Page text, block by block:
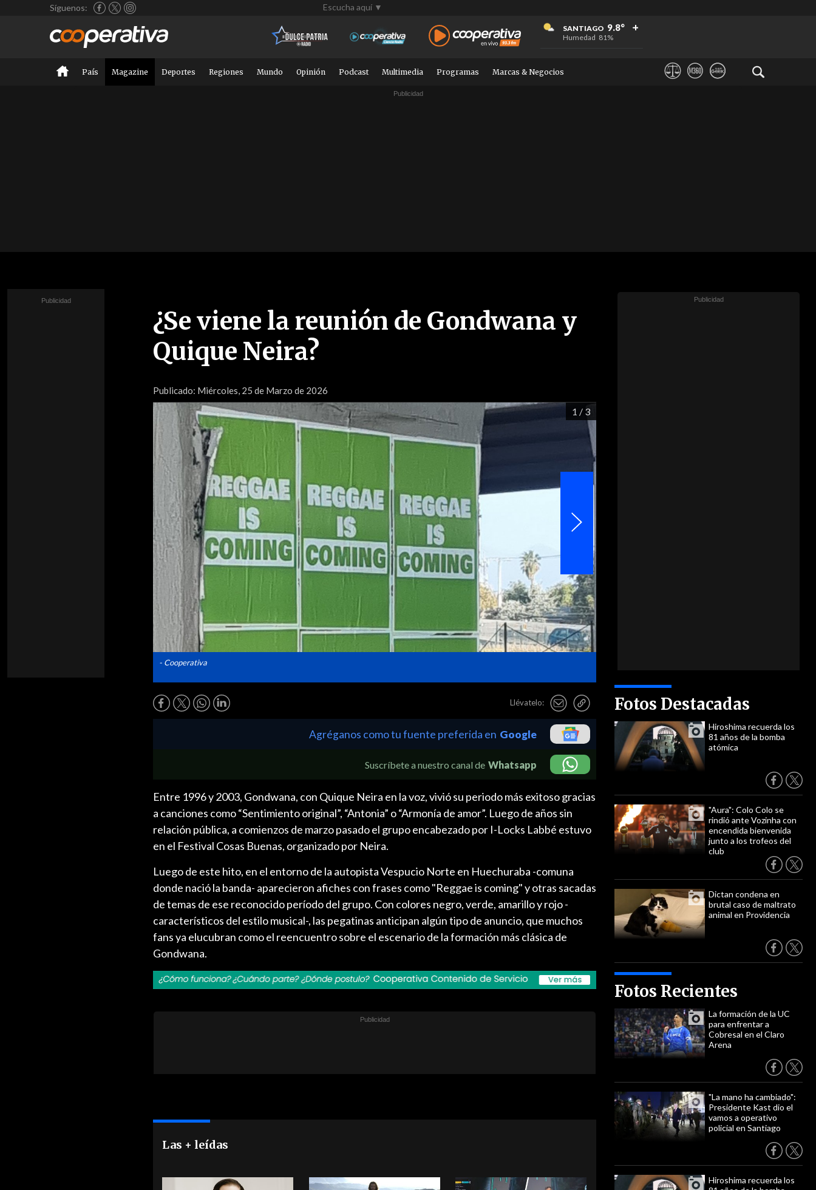
Síguenos: Escucha aquí ▼
SANTIAGO 9.8°
Humedad 81%
+
+
+
País Magazine Deportes Regiones Mundo Opinión Podcast Multimedia Programas Marcas & Negocios
¿Se viene la reunión de Gondwana y
Quique Neira?
Publicado: Miércoles, 25 de Marzo de 2026
1 / 3
- Cooperativa
Llévatelo: Fotos Destacadas
Hiroshima recuerda los
81 años de la bomba
atómica
"Aura": Colo Colo se
rindió ante Vozinha con
encendida bienvenida
junto a los trofeos del
club
Dictan condena en
brutal caso de maltrato
animal en Providencia
Fotos Recientes
La formación de la UC
para enfrentar a
Cobresal en el Claro
Arena
"La mano ha cambiado":
Presidente Kast dio el
vamos a operativo
policial en Santiago
Hiroshima recuerda los
Agréganos como tu fuente preferida en Google
Suscríbete a nuestro canal de Whatsapp
Entre 1996 y 2003, Gondwana, con Quique Neira en la voz, vivió su periodo más exitoso gracias
a canciones como “Sentimiento original”, “Antonia” o “Armonía de amor”. Luego de años sin
relación pública, a comienzos de marzo pasado el grupo encabezado por I-Locks Labbé estuvo
en el Festival Cosas Buenas, organizado por Neira.
Luego de este hito, en el entorno de la autopista Vespucio Norte en Huechuraba -comuna
donde nació la banda- aparecieron afiches con frases como "Reggae is coming" y otras sacadas
de temas de ese reconocido período del grupo. Con colores negro, verde, amarillo y rojo -
característicos del estilo musical-, las pegatinas anticipan algún tipo de anuncio, que muchos
fans ya elucubran como el reencuentro sobre el escenario de la formación más clásica de
Gondwana.
Las + leídas